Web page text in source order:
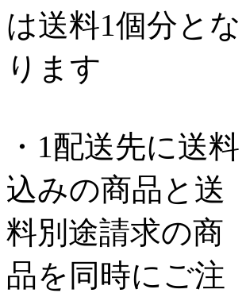
は送料1個分とな
ります
・1配送先に送料
込みの商品と送
料別途請求の商
品を同時にご注